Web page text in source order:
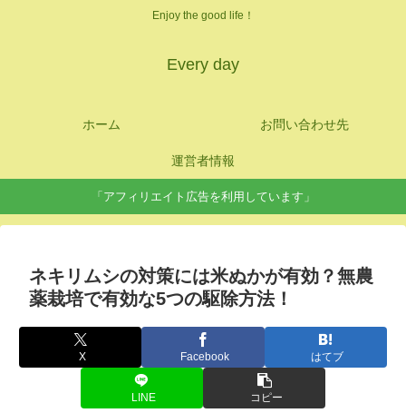
Enjoy the good life！
Every day
ホーム お問い合わせ先
運営者情報
「アフィリエイト広告を利用しています」
ネキリムシの対策には米ぬかが有効？無農
薬栽培で有効な5つの駆除方法！
X Facebook はてブ
LINE コピー